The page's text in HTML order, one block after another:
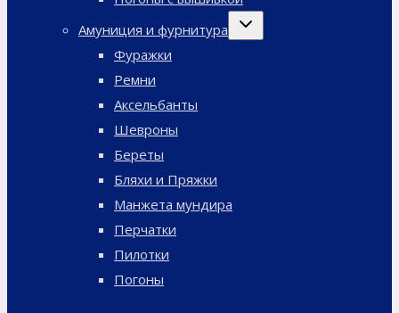
Амуниция и фурнитура
Переключить
Фуражки
Ремни
Аксельбанты
Шевроны
Береты
Бляхи и Пряжки
Манжета мундира
Перчатки
Пилотки
Погоны